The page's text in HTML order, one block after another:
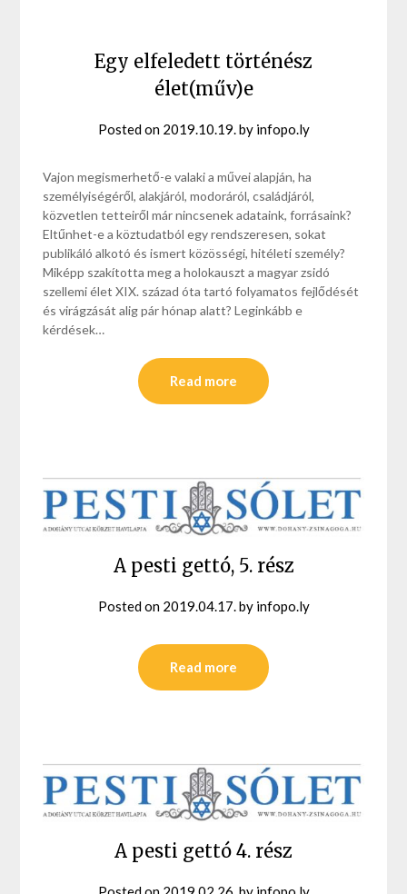
Egy elfeledett történész
élet(műv)e
Posted on 2019.10.19.by infopo.ly
Vajon megismerhető-e valaki a művei alapján, ha
személyiségéről, alakjáról, modoráról, családjáról,
közvetlen tetteiről már nincsenek adataink, forrásaink?
Eltűnhet-e a köztudatból egy rendszeresen, sokat
publikáló alkotó és ismert közösségi, hitéleti személy?
Miképp szakította meg a holokauszt a magyar zsidó
szellemi élet XIX. század óta tartó folyamatos fejlődését
és virágzását alig pár hónap alatt? Leginkább e
kérdések…
Read more
A pesti gettó, 5. rész
Posted on 2019.04.17.by infopo.ly
Read more
A pesti gettó 4. rész